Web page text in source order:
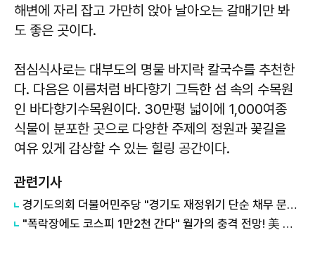
해변에 자리 잡고 가만히 앉아 날아오는 갈매기만 봐
도 좋은 곳이다.
점심식사로는 대부도의 명물 바지락 칼국수를 추천한
다. 다음은 이름처럼 바다향기 그득한 섬 속의 수목원
인 바다향기수목원이다. 30만평 넓이에 1,000여종
식물이 분포한 곳으로 다양한 주제의 정원과 꽃길을
여유 있게 감상할 수 있는 힐링 공간이다.
관련기사
경기도의회 더불어민주당 "경기도 재정위기 단순 채무 문제 아냐"...세수체계 개편 논의
"폭락장에도 코스피 1만2천 간다" 월가의 충격 전망! 美 반도체 15% 관세 폭탄·7조 빚 경기도 세수 전쟁까지